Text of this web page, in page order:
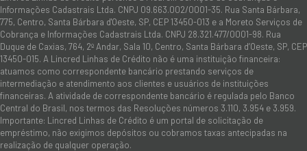
Informações Cadastrais Ltda. CNPJ 09.663.002/0001-35. Rua Santa Bárbara,
775, Centro, Santa Bárbara d'Oeste, SP, CEP 13450-013 e a Moreto Serviços de
Cobrança e Informações Cadastrais Ltda. CNPJ 28.321.477/0001-98. Rua
Duque de Caxias, 764, 2º Andar, Sala 10, Centro, Santa Bárbara d’Oeste, SP, CEP
13450-015. A Lincred Linhas de Crédito não é uma instituição financeira:
atuamos como correspondente bancário prestando serviços de
intermediação e atendimento aos clientes e usuários de instituições
financeiras. A atividade de correspondente bancário é regulada pelo Banco
Central do Brasil, nos termos das Resoluções números 3.110, 3.954 e 3.959.
Importante: Lincred Linhas de Crédito é um portal de solicitação de
empréstimo, não exigimos depósitos ou cobramos taxas antecipadas na
realização de qualquer operação.